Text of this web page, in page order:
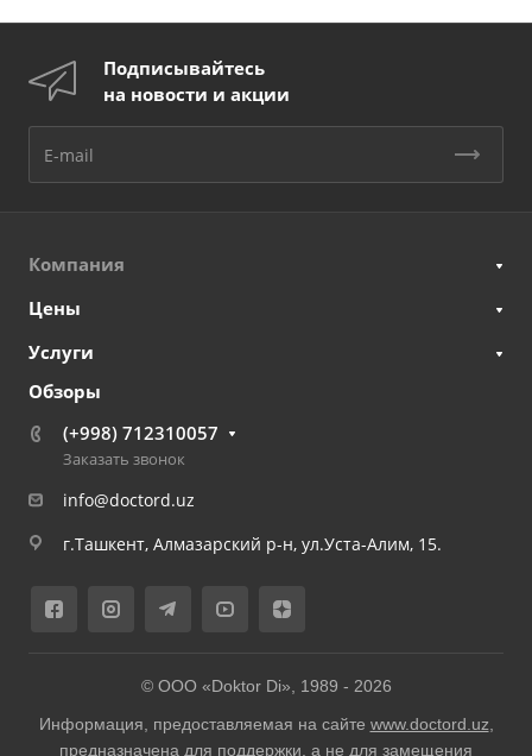
Подписывайтесь
на новости и акции
Компания
Цены
Услуги
Обзоры
(+998) 712310057
Заказать звонок
info@doctord.uz
г.Ташкент, Алмазарский р-н, ул.Уста-Алим, 15.
© ООО «Doktor Di», 1989 - 2026
Информация, предоставляемая на сайте www.doctord.uz
предназначена для поддержки, а не для замещения